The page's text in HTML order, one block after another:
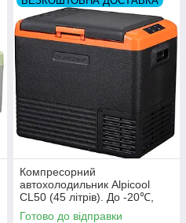
Компресорний
автохолодильник Alpicool
CL50 (45 літрів). До -20℃,
(12, 24, 220 вольт)
Готово до відправки